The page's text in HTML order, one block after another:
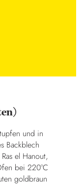
und in
Backblech
el Hanout,
bei 220°C
goldbraun